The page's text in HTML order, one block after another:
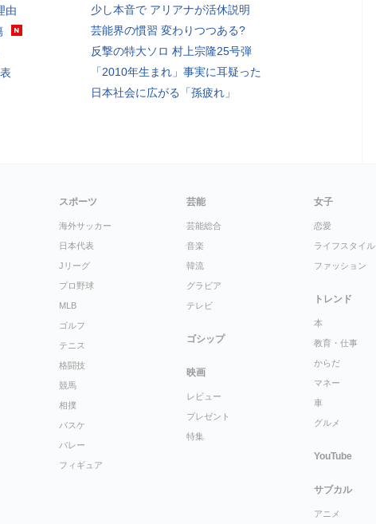
由
少し本音で アリアナが活休説明
芸能界の慣習 変わりつつある?
反撃の特大ソロ 村上宗隆25号弾
「2010年生まれ」事実に耳疑った
日本社会に広がる「孫疲れ」
スポーツ
海外サッカー
日本代表
Jリーグ
プロ野球
MLB
ゴルフ
テニス
格闘技
競馬
相撲
バスケ
バレー
フィギュア
芸能
芸能総合
音楽
韓流
グラビア
テレビ
ゴシップ
映画
レビュー
プレゼント
特集
女子
恋愛
ライフスタイル
ファッション
トレンド
本
教育・仕事
からだ
マネー
車
グルメ
YouTube
サブカル
アニメ